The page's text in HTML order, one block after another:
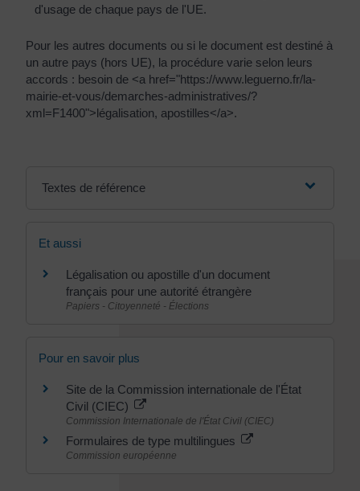
d'usage de chaque pays de l'UE.
Pour les autres documents ou si le document est destiné à
un autre pays (hors UE), la procédure varie selon leurs
accords : besoin de <a href="https://www.leguerno.fr/la-
mairie-et-vous/demarches-administratives/?
xml=F1400">légalisation, apostilles</a>.
Textes de référence
Et aussi
Légalisation ou apostille d'un document
français pour une autorité étrangère
Papiers - Citoyenneté - Élections
Pour en savoir plus
Site de la Commission internationale de l'État
Civil (CIEC)
Commission Internationale de l'État Civil (CIEC)
Formulaires de type multilingues
Commission européenne